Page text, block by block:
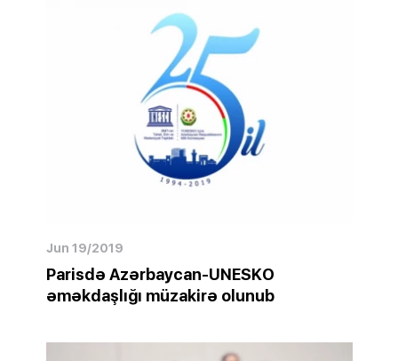
Jun 19/2019
Parisdə Azərbaycan-UNESKO
əməkdaşlığı müzakirə olunub